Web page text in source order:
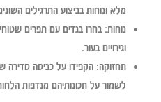
מלא ונוחות בביצוע התרגילים
נוחות: בחרו בגדים עם תפרים
וגירויים בעור.
תחזוקה: הקפידו על כביסה סדירה
לשמור על תכונותיהם מנדפות